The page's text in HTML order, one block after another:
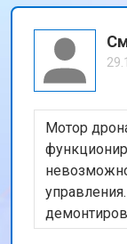
Мотор
тестового